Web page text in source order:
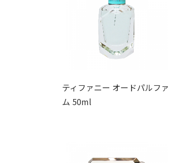
ティファニー オードパルファ
ム 50ml